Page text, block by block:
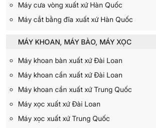
Máy cưa vòng xuất xứ Hàn Quốc
Máy cắt bằng đĩa xuất xứ Hàn Quốc
MÁY KHOAN, MÁY BÀO, MÁY XỌC
Máy khoan bàn xuất xứ Đài Loan
Máy khoan cần xuất xứ Đài Loan
Máy khoan cần xuất xứ Trung Quốc
Máy xọc xuất xứ Đài Loan
Máy xọc xuất xứ Trung Quốc